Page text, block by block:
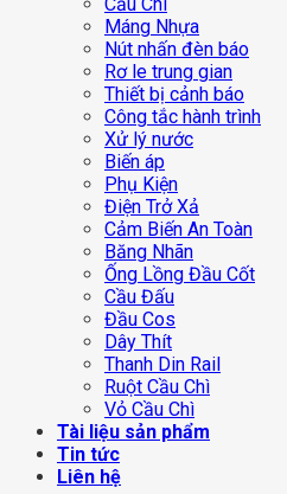
Cầu Chì
Máng Nhựa
Nút nhấn đèn báo
Rơ le trung gian
Thiết bị cảnh báo
Công tắc hành trình
Xử lý nước
Biến áp
Phụ Kiện
Điện Trở Xả
Cảm Biến An Toàn
Băng Nhãn
Ống Lồng Đầu Cốt
Cầu Đấu
Đầu Cos
Dây Thít
Thanh Din Rail
Ruột Cầu Chì
Vỏ Cầu Chì
Tài liệu sản phẩm
Tin tức
Liên hệ